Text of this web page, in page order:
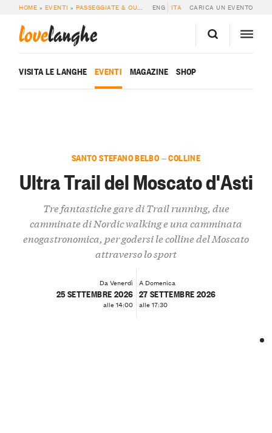
HOME » EVENTI »PASSEGGIATE & OUTDOOR » ULTRA TRAIL DEL MOSCATO
ENG ITA CARICA UN EVENTO
lovelanghe
VISITA LE LANGHE EVENTI MAGAZINE SHOP
SANTO STEFANO BELBO — COLLINE
Ultra Trail del Moscato d'Asti
Tre fantastiche gare di Trail running, due
camminate di Nordic walking e una camminata
enogastronomica, per godersi le colline del Moscato
attraverso lo sport
Da Venerdì
25 SETTEMBRE 2026
alle 14:00
A Domenica
27 SETTEMBRE 2026
alle 17:30